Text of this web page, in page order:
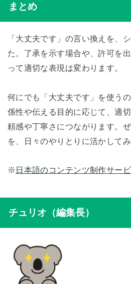
まとめ
「大丈夫です」の言い換えを、
た。了承を示す場合や、許可を
って適切な表現は変わります。
何にでも「大丈夫です」を使う
係性や伝える目的に応じて、適
頼感や丁寧さにつながります。
を、日々のやりとりに活かしてみ
※ 日本語のコンテンツ制作サー
チュリオ（編集長）